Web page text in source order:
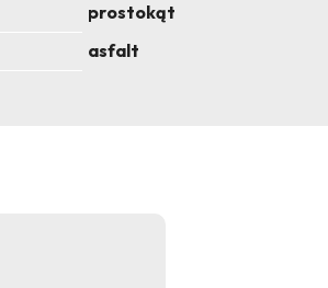
prostokąt
asfalt